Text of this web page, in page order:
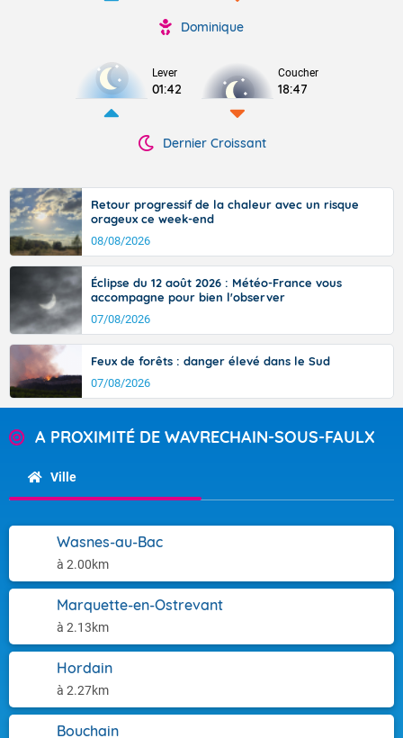
Dominique
Lever
01:42
Coucher
18:47
Dernier Croissant
Retour progressif de la chaleur avec un risque
orageux ce week-end
08/08/2026
Éclipse du 12 août 2026 : Météo-France vous
accompagne pour bien l'observer
07/08/2026
Feux de forêts : danger élevé dans le Sud
07/08/2026
A PROXIMITÉ DE WAVRECHAIN-SOUS-FAULX
Ville
Wasnes-au-Bac
à 2.00km
Marquette-en-Ostrevant
à 2.13km
Hordain
à 2.27km
Bouchain